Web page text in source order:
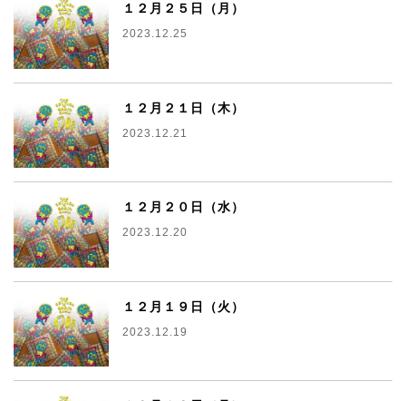
１２月２５日（月）
2023.12.25
１２月２１日（木）
2023.12.21
１２月２０日（水）
2023.12.20
１２月１９日（火）
2023.12.19